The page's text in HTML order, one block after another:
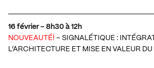
16 février – 8h30 à 12h
NOUVEAUTÉ! – SIGNALÉTIQUE :
L’ARCHITECTURE ET MISE EN VALEUR DU